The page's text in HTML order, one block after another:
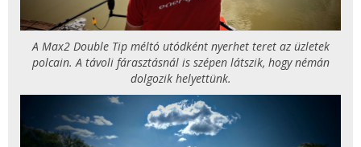
A Max2 Double Tip méltó utódként nyerhet teret az üzletek
polcain. A távoli fárasztásnál is szépen látszik, hogy némán
dolgozik helyettünk.